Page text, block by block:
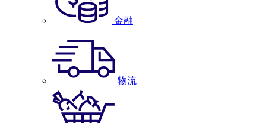
金融
物流